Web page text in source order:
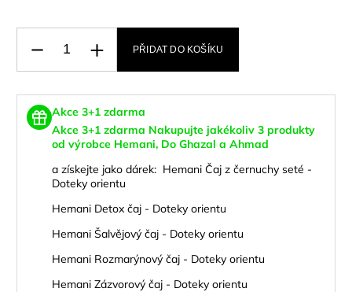
PŘIDAT DO KOŠÍKU
Akce 3+1 zdarma
Akce 3+1 zdarma Nakupujte jakékoliv 3 produkty
od výrobce Hemani, Do Ghazal a Ahmad
a získejte jako dárek: Hemani Čaj z černuchy seté -
Doteky orientu
Hemani Detox čaj - Doteky orientu
Hemani Šalvějový čaj - Doteky orientu
Hemani Rozmarýnový čaj - Doteky orientu
Hemani Zázvorový čaj - Doteky orientu